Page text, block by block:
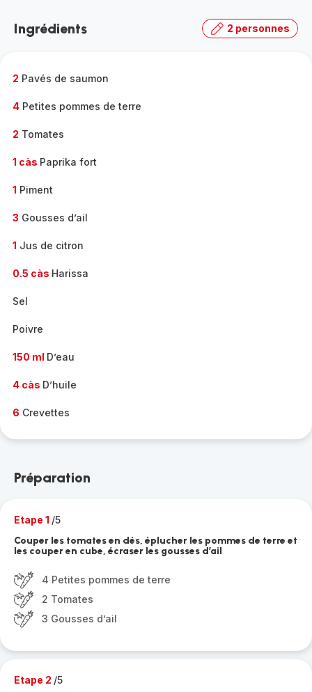
gamme
Ingrédients 2 personnes
2 Pavés de saumon
4 Petites pommes de terre
2 Tomates
1 càs Paprika fort
1 Piment
3 Gousses d’ail
1 Jus de citron
0.5 càs Harissa
Sel
Poivre
150 ml D’eau
4 càs D’huile
6 Crevettes
Préparation
Etape 1 /5
Couper les tomates en dés, éplucher les pommes de terre et
les couper en cube, écraser les gousses d’ail
4 Petites pommes de terre
2 Tomates
3 Gousses d’ail
Etape 2 /5